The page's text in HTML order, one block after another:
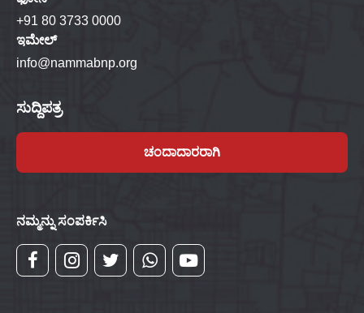
+91 80 3733 0000
ಇಮೇಲ್
info@nammabnp.org
ಸುದ್ದಿಪತ್ರ
ಚಂದಾದಾರರಾಗಿ
ನಮ್ಮನ್ನು ಸಂಪರ್ಕಿಸಿ